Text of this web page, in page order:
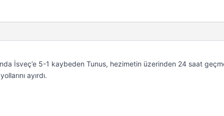
İsveç’e 5-1 kaybeden Tunus, hezimetin üzerinden 24 saat
ayırdı.